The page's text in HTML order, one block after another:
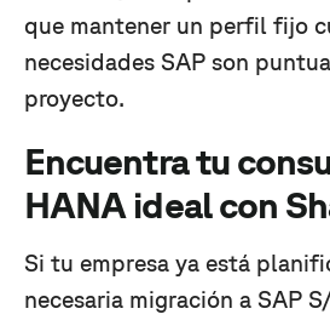
que mantener un perfil fijo
necesidades SAP son
proyecto.
Encuentra tu
HANA ideal con
Si tu empresa ya está
necesaria migración a SAP